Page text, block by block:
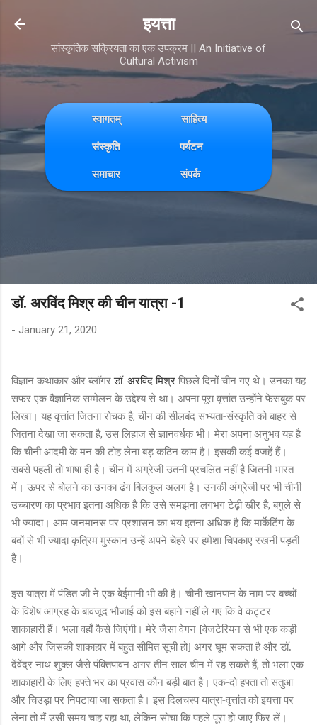
Skip to main content
इयत्ता
सांस्कृतिक सक्रियता का एक उपक्रम || An Initiative of
Cultural Activism
स्वागतम् साहित्य
संस्कृति पर्यटन
समाचार संपर्क
डॉ. अरविंद मिश्र की चीन यात्रा -1
- January 21, 2020
विज्ञान कथाकार और ब्लॉगरडॉ. अरविंद मिश्र पिछले दिनों चीन गए थे। उनका यह
सफर एक वैज्ञानिक सम्मेलन के उद्देश्य से था। अपना पूरा वृत्तांत उन्होंने फेसबुक पर
लिखा। यह वृत्तांत जितना रोचक है, चीन की सीलबंद सभ्यता-संस्कृति को बाहर से
जितना देखा जा सकता है, उस लिहाज से ज्ञानवर्धक भी। मेरा अपना अनुभव यह है
कि चीनी आदमी के मन की टोह लेना बड़ कठिन काम है। इसकी कई वजहें हैं।
सबसे पहली तो भाषा ही है। चीन में अंग्रेजी उतनी प्रचलित नहीं है जितनी भारत
में। ऊपर से बोलने का उनका ढंग बिलकुल अलग है। उनकी अंग्रेजी पर भी चीनी
उच्चारण का प्रभाव इतना अधिक है कि उसे समझना लगभग टेढ़ी खीर है, बगुले से
भी ज्यादा। आम जनमानस पर प्रशासन का भय इतना अधिक है कि मार्केटिंग के
बंदों से भी ज्यादा कृत्रिम मुस्कान उन्हें अपने चेहरे पर हमेशा चिपकाए रखनी पड़ती
है।
इस यात्रा में पंडित जी ने एक बेईमानी भी की है। चीनी खानपान के नाम पर बच्चों
के विशेष आग्रह के बावजूद भौजाई को इस बहाने नहीं ले गए कि वे कट्टर
शाकाहारी हैं। भला वहाँ कैसे जिएंगी। मेरे जैसा वेगन [वेजटेरियन से भी एक कड़ी
आगे और जिसकी शाकाहार में बहुत सीमित सूची हो] अगर घूम सकता है और डॉ.
देंवेंद्र नाथ शुक्ल जैसे पंक्तिपावन अगर तीन साल चीन में रह सकते हैं, तो भला एक
शाकाहारी के लिए हफ्ते भर का प्रवास कौन बड़ी बात है। एक-दो हफ्ता तो सतुआ
और चिउड़ा पर निपटाया जा सकता है। इस दिलचस्प यात्रा-वृत्तांत को इयत्ता पर
लेना तो मैं उसी समय चाह रहा था, लेकिन सोचा कि पहले पूरा हो जाए फिर लें।